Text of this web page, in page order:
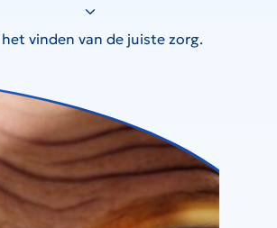
vinden van de juiste zorg.